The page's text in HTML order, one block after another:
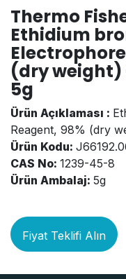
Thermo
Ethidium
(dry weight)
5g
Ürün Açıklaması :
Reagent, 98% (dry
Ürün Kodu:
CAS No: 1239-45-8
Ürün Ambalaj: 5g
Fiyat Teklifi Alın